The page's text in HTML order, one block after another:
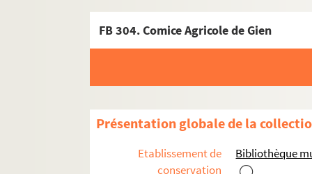
FB 304. Comice Agricole de Gien
Présentation globale de la
Etablissement de
conservation
Bibliothèque